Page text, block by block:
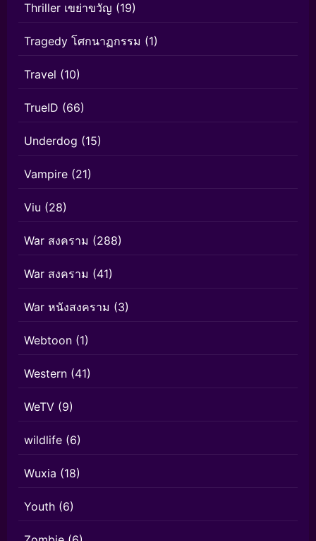
Thriller เขย่าขวัญ (19)
Tragedy โศกนาฏกรรม (1)
Travel (10)
TrueID (66)
Underdog (15)
Vampire (21)
Viu (28)
War สงคราม (288)
War สงคราม (41)
War หนังสงคราม (3)
Webtoon (1)
Western (41)
WeTV (9)
wildlife (6)
Wuxia (18)
Youth (6)